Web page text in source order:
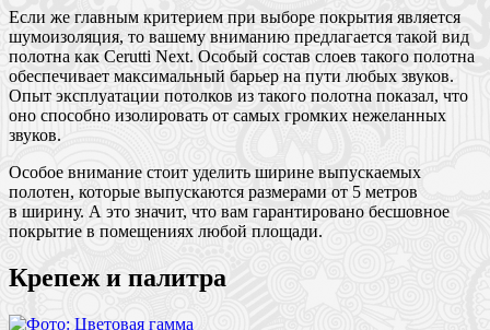
Если же главным критерием при выборе покрытия является
шумоизоляция, то вашему вниманию предлагается такой вид
полотна как Cerutti Next. Особый состав слоев такого полотна
обеспечивает максимальный барьер на пути любых звуков.
Опыт эксплуатации потолков из такого полотна показал, что
оно способно изолировать от самых громких нежеланных
звуков.
Особое внимание стоит уделить ширине выпускаемых
полотен, которые выпускаются размерами от 5 метров
в ширину. А это значит, что вам гарантировано бесшовное
покрытие в помещениях любой площади.
Крепеж и палитра